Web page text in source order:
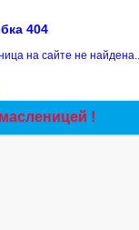
404
на сайте не
!